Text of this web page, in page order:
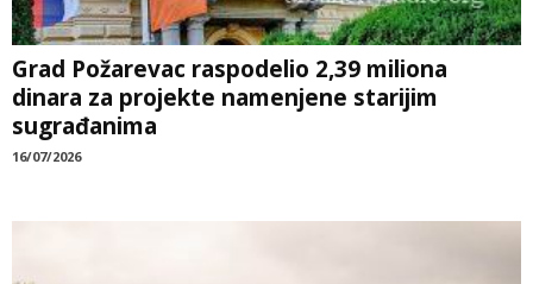
Grad Požarevac raspodelio 2,39 miliona
dinara za projekte namenjene starijim
sugrađanima
16/07/2026